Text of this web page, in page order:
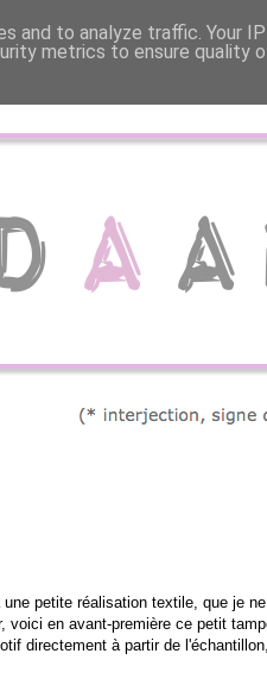
petite réalisation textile, que je
en avant-première ce petit
directement à partir de
and to analyze traffic. Your
metrics to ensure quality